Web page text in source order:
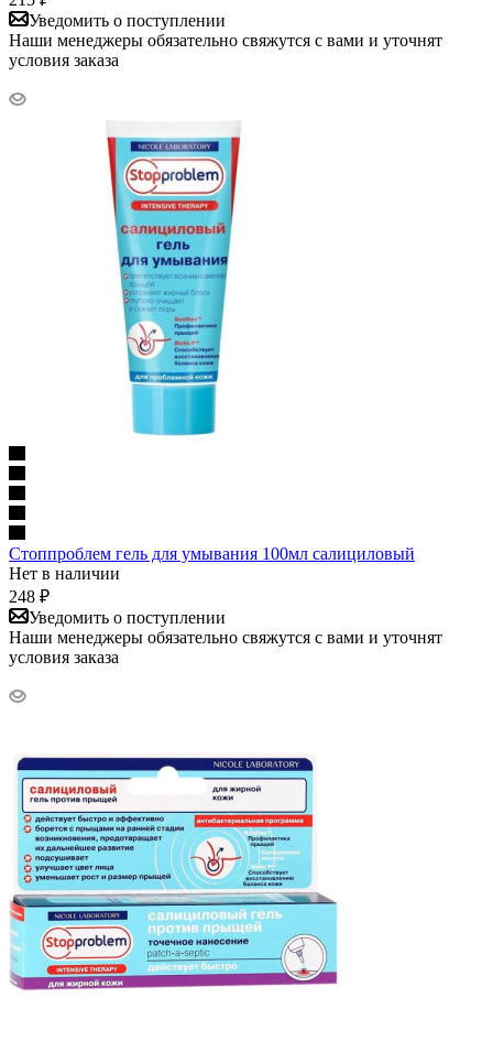
Уведомить о поступлении
Наши менеджеры обязательно свяжутся с вами и уточнят
условия заказа
Стоппроблем гель для умывания 100мл салициловый
Нет в наличии
248 ₽
Уведомить о поступлении
Наши менеджеры обязательно свяжутся с вами и уточнят
условия заказа